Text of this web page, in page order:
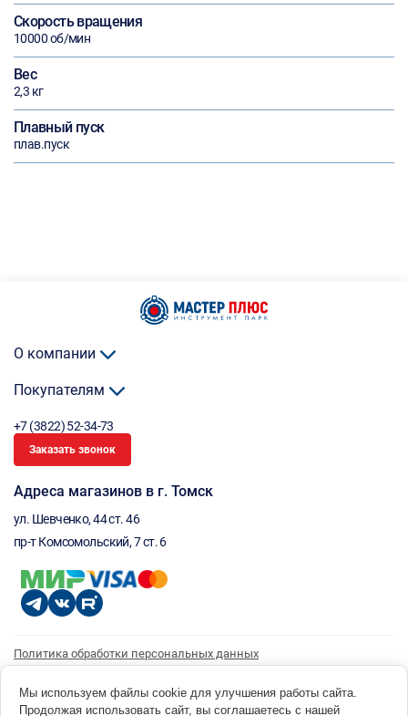
Скорость вращения
10000 об/мин
Вес
2,3 кг
Плавный пуск
плав.пуск
О компании
Покупателям
+7 (3822) 52-34-73
Заказать звонок
Адреса магазинов в г. Томск
ул. Шевченко, 44 ст. 46
пр-т Комсомольский, 7 ст. 6
Политика обработки персональных данных
Согласие на получение рассылки
Мы используем файлы cookie для улучшения работы сайта.
Продолжая использовать сайт, вы соглашаетесь с нашей